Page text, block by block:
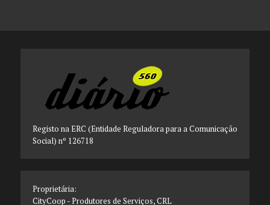
Registo na ERC (Entidade Reguladora para a Comunicação
Social) nº 126718
Proprietária:
CityCoop - Produtores de Serviços, CRL